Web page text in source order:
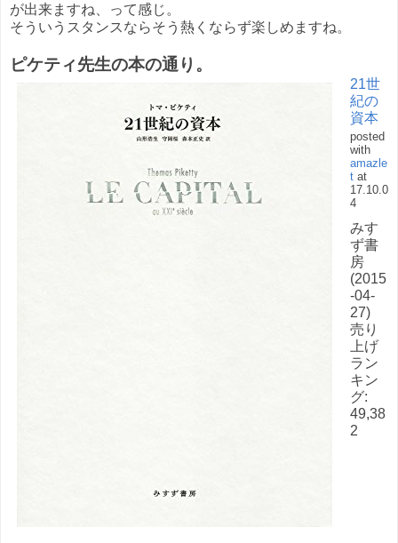
が出来ますね、って感じ。
そういうスタンスならそう熱くならず楽しめますね。
ピケティ先生の本の通り。
21世
紀の
資本
posted
with
amazle
t at
17.10.0
4
みす
ず書
房
(2015
-04-
27)
売り
上げ
ラン
キン
グ:
49,38
2